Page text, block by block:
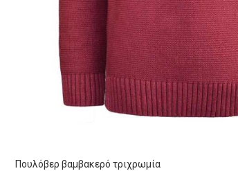
Πουλόβερ βαμβακερό τριχρωμία